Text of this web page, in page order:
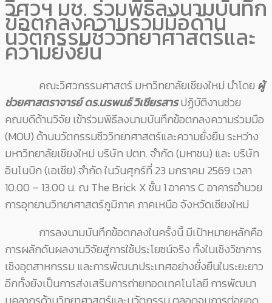
วิศวฯ มช. ร่วมพิธีลงนามบันทึก
ข้อตกลงความร่วมมือด้าน
นวัตกรรมชีววิทยาศาสตร์และ
ความยั่งยืน
คณะวิศวกรรมศาสตร์ มหาวิทยาลัยเชียงใหม่ นำโดย ผู้
ช่วยศาสตราจารย์ ดร.นรพนธ์ วิเชียรสารปฏิบัติงานช่วย
คณบดีด้านวิจัย เข้าร่วมพิธีลงนามบันทึกข้อตกลงความร่วมมือ
(MOU) ด้านนวัตกรรมชีววิทยาศาสตร์และความยั่งยืน ระหว่าง
มหาวิทยาลัยเชียงใหม่ บริษัท ปตท. จำกัด (มหาชน) และ บริษัท
อินโนบิก (เอเชีย) จำกัด ในวันศุกร์ที่ 23 มกราคม 2569 เวลา
10.00 – 13.00 น. ณ The Brick X ชั้น 1 อาคาร C อาคารอำนวย
การอุทยานวิทยาศาสตร์ภูมิภาค ภาคเหนือ จังหวัดเชียงใหม่
การลงนามบันทึกข้อตกลงในครั้งนี้ มีเป้าหมายหลักคือ
การผลักดันผลงานวิจัยสู่การใช้ประโยชน์จริง ทั้งในเชิงวิชาการ
เชิงอุตสาหกรรม และการพัฒนาประเทศอย่างยั่งยืนในระยะยาว
อีกทั้งยังเป็นการส่งเสริมการถ่ายทอดเทคโนโลยี การพัฒนา